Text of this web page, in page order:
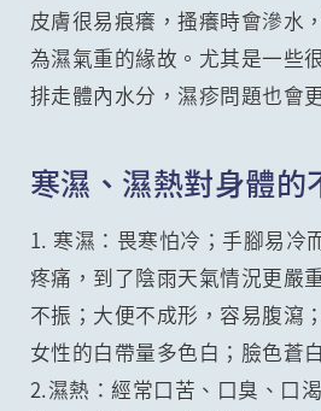
皮膚很易痕癢，搔癢時會滲水
為濕氣重的緣故。尤其是一些
排走體內水分，濕疹問題也會
寒濕、濕熱對身體的
1. 寒濕：畏寒怕冷；手腳易冷
疼痛，到了陰雨天氣情況更嚴
不振；大便不成形，容易腹瀉
女性的白帶量多色白；臉色蒼
2.濕熱：經常口苦、口臭、口